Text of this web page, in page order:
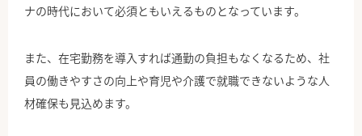
ナの時代において必須ともいえるものとなっています。
また、在宅勤務を導入すれば通勤の負担もなくなるため、社
員の働きやすさの向上や育児や介護で就職できないような人
材確保も見込めます。